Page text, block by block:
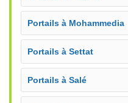
Portails à Mohammedia
Portails à Settat
Portails à Salé